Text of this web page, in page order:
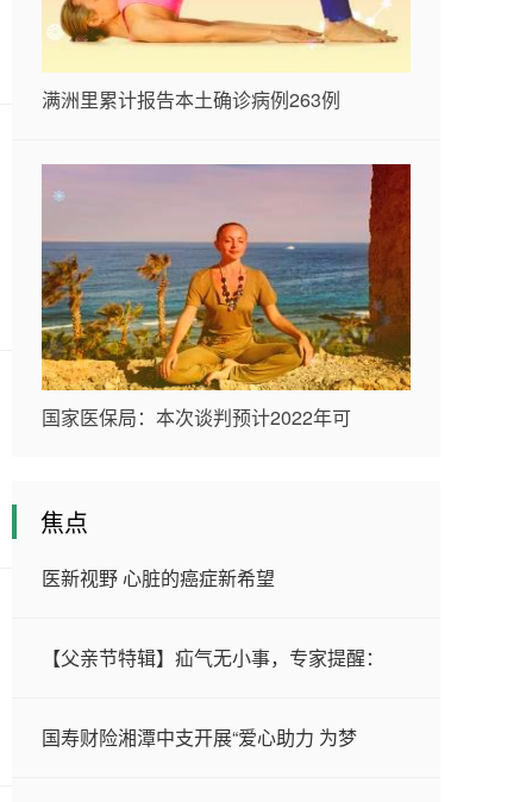
满洲里累计报告本土确诊病例263例
国家医保局：本次谈判预计2022年可
焦点
医新视野 心脏的癌症新希望
【父亲节特辑】疝气无小事，专家提醒：
国寿财险湘潭中支开展“爱心助力 为梦